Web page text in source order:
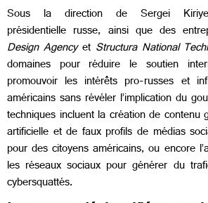
Sous la direction de Sergei
présidentielle russe, ainsi que des
Design Agencyet Structura National
domaines pour réduire le soutien
promouvoir les intérêts pro-russes et
américains sans révéler l’implication du
techniques incluent la création de contenu
artificielle et de faux profils de médias
pour des citoyens américains, ou encore
les réseaux sociaux pour générer du
cybersquattés.